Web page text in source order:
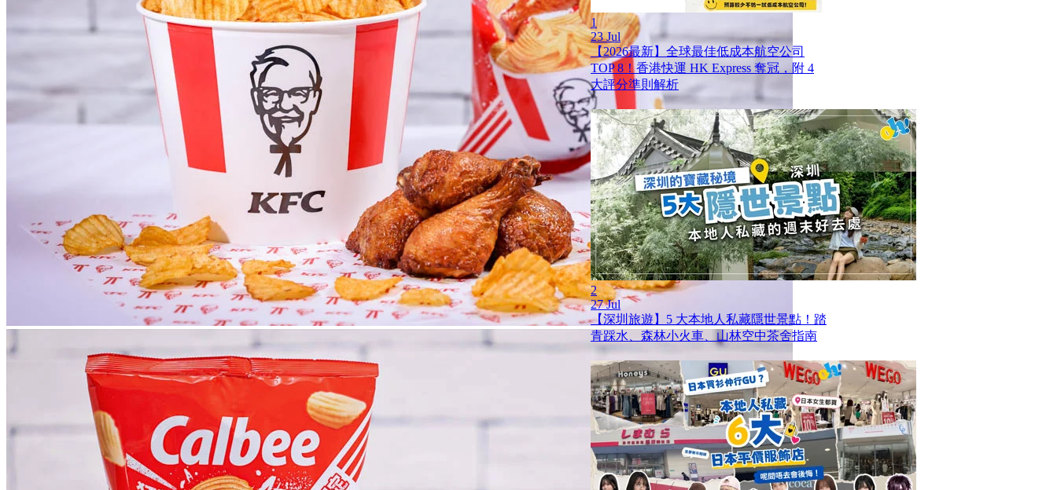
1
23 Jul
【2026最新】全球最佳低成本航空公司
TOP 8！香港快運 HK Express 奪冠，附 4
大評分準則解析
2
27 Jul
【深圳旅遊】5 大本地人私藏隱世景點！踏
青踩水、森林小火車、山林空中茶舍指南